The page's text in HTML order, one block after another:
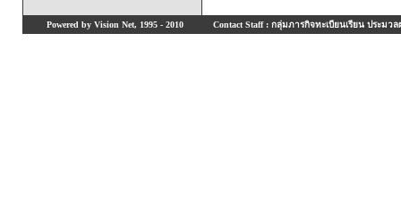
Powered by Vision Net, 1995 - 2010 Contact Staff : กลุ่มภารกิจทะเบียนเรียน ประมวล